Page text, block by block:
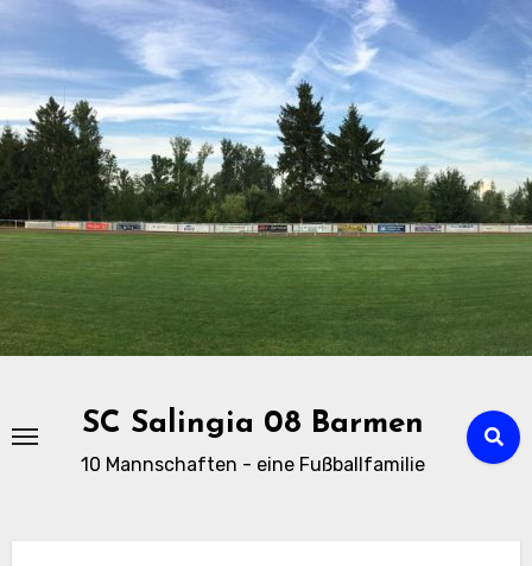
Zu
Inhalten
springen
SC Salingia 08 Barmen
10 Mannschaften - eine Fußballfamilie